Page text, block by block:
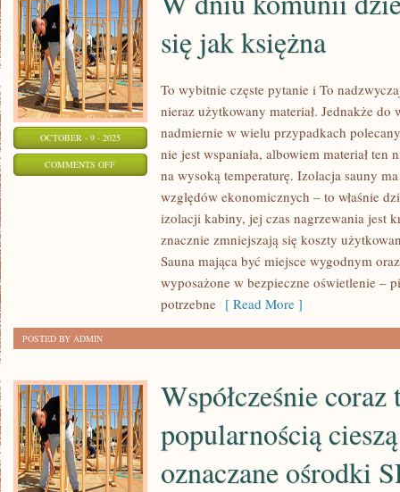
OCTOBER - 9 - 2025
COMMENTS OFFON
się jak księżna
To wybitnie częste pytanie i To
nieraz użytkowany materiał. Jednakże
nadmiernie w wielu przypadkach
nie jest wspaniała, albowiem materiał ten
na wysoką temperaturę. Izolacja sauny
względów ekonomicznych – to właśnie
izolacji kabiny, jej czas nagrzewania jest
znacznie zmniejszają się koszty
Sauna mająca być miejsce wygodnym
wyposażone w bezpieczne oświetlenie –
potrzebne [ Read More ]
POSTED BY ADMIN
Współcześnie
popularnością
oznaczane ośrodki